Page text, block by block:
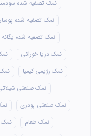
نمک تصفیه شده
نمک تصفیه شده
نمک تصفیه شده یگانه
نمک دریا خوراکی
نمک رژیمی کیمیا
نمک صنعتی
نمک صنعتی پودری
نمک طعام
نمک